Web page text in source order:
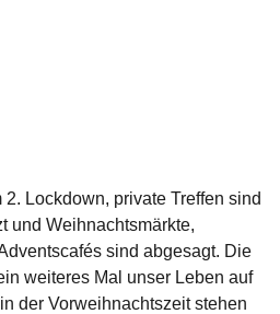
Lockdown, private Treffen sind
und Weihnachtsmärkte,
sind abgesagt. Die
weiteres Mal unser Leben auf
der Vorweihnachtszeit stehen